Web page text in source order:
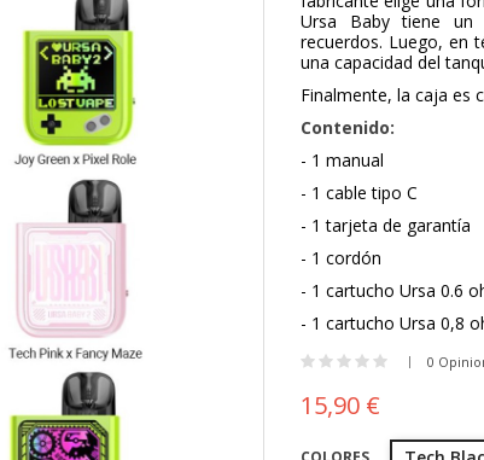
Ursa Baby tiene un
recuerdos. Luego, en
una capacidad del
Finalmente, la caja es
Contenido:
- 1 manual
- 1 cable tipo C
- 1 tarjeta de garantía
- 1 cordón
- 1 cartucho Ursa 0.6
- 1 cartucho Ursa 0,8
0
15,90 €